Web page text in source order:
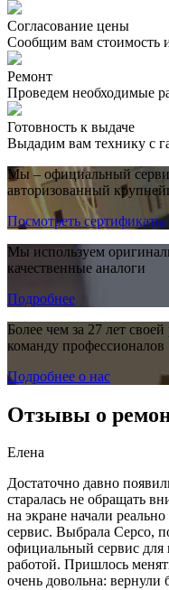
Согласование цены
Сообщим вам стоимость
Ремонт
Проведем необходимые
Готовность к выдаче
Выдадим вам технику с
Мы – официальный
авторизованный
Посмотреть сертификаты
Мы используем
качественные аналоги
Подробнее
Более чем за 27 лет
команду профессионалов
Подробнее о нас
Отзывы о
Елена
Достаточно давно
старалась не обращать
на экране начали
сервис. Выбрала Серсо,
официальный сервис
работой. Пришлось
очень довольна: вернули